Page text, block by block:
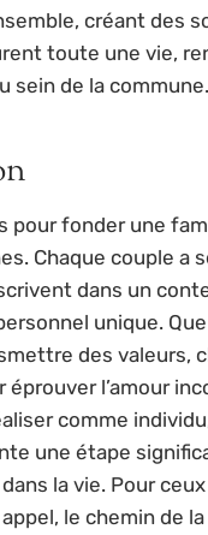
créant des
toute une vie,
sein de la commune.
pour fonder une
Chaque couple a
dans un
unique.
des valeurs,
l’amour
comme
une étape
la vie. Pour
le chemin de